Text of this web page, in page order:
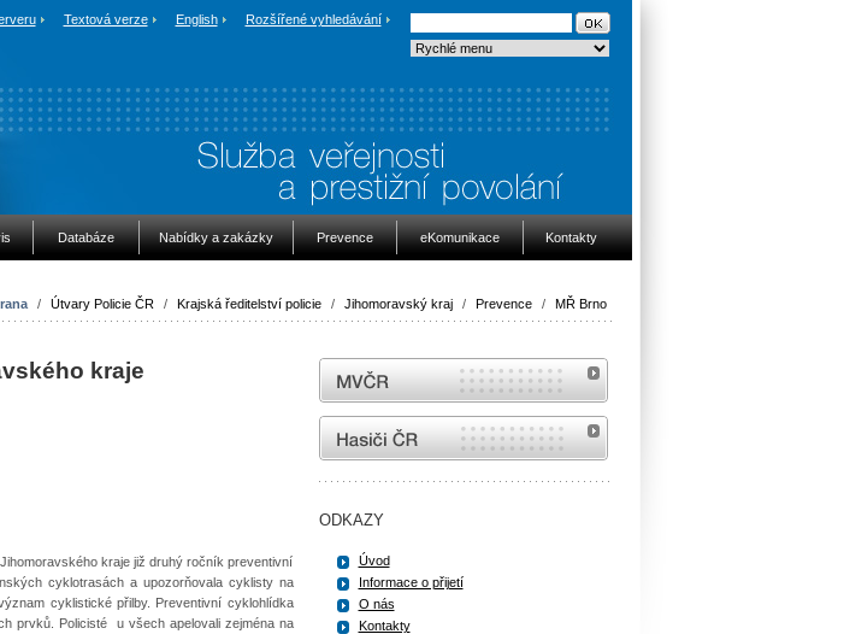
Textová verze English Rozšířené vyhledávání
Databáze Nabídky a zakázky Prevence eKomunikace Kontakty
/ Útvary Policie ČR / Krajská ředitelství policie / Jihomoravský kraj / Prevence / MŘ Brno
kraje
kraje již druhý ročník preventivní
cyklotrasách a upozorňovala cyklisty na
cyklistické přilby. Preventivní cyklohlídka
prvků.
Policisté u všech apelovali zejména na
MVČR
internetové stránky Hasiči ČR
ODKAZY
Úvod
Informace o přijetí
O nás
Kontakty